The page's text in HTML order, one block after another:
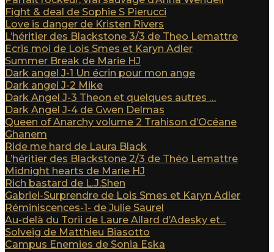
Fight & deal de Sophie S Pierucci
Love is danger de Kristen Rivers
L’héritier des Blackstone 3/3 de Theo Lemattre
Ecris moi de Lois Smes et Karyn Adler
Summer Break de Marie HJ
Dark angel J-1 Un écrin pour mon ange
Dark angel J-2 Mike
Dark Angel J-3 Theon et quelques autres …
Dark Angel J-4 de Gwen Delmas
Queen of Anarchy volume 2 Trahison d’Océane
Ghanem
Ride me hard de Laura Black
L’héritier des Blackstone 2/3 de Théo Lemattre
Midnight hearts de Marie HJ
Rich bastard de L.J.Shen
Gabriel-Surprendre de Lois Smes et Karyn Adler
Réminiscences-1- de Julie Saurel
Au-delà du Torii de Laure Allard d’Adesky et...
Solveig de Matthieu Biasotto
Campus Enemies de Sonia Eska